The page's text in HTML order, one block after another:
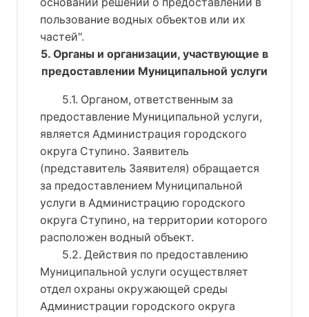
основании решений о предоставлении в
пользование водных объектов или их
частей".
5. Органы и организации, участвующие в
предоставлении Муниципальной услуги
5.1. Органом, ответственным за
предоставление Муниципальной услуги,
является Администрация городского
округа Ступино. Заявитель
(представитель Заявителя) обращается
за предоставлением Муниципальной
услуги в Администрацию городского
округа Ступино, на территории которого
расположен водный объект.
5.2. Действия по предоставлению
Муниципальной услуги осуществляет
отдел охраны окружающей среды
Администрации городского округа